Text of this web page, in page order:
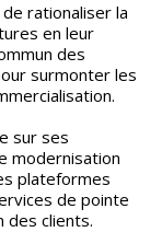
rationaliser la
en leur
des
surmonter les
sur ses
modernisation
plateformes
de pointe
des clients.